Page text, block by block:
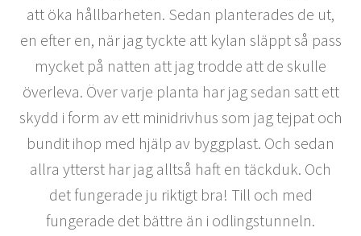
att öka hållbarheten. Sedan planterades de ut,
en efter en, när jag tyckte att kylan släppt så pass
mycket på natten att jag trodde att de skulle
överleva. Över varje planta har jag sedan satt ett
skydd i form av ett minidrivhus som jag tejpat och
bundit ihop med hjälp av byggplast. Och sedan
allra ytterst har jag alltså haft en täckduk. Och
det fungerade ju riktigt bra! Till och med
fungerade det bättre än i odlingstunneln.